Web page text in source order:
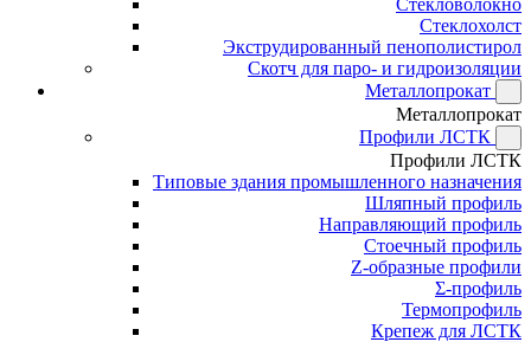
Стекловолокно
Стеклохолст
Экструдированный пенополистирол
Скотч для паро- и гидроизоляции
Металлопрокат
Металлопрокат
Профили ЛСТК
Профили ЛСТК
Типовые здания промышленного назначения
Шляпный профиль
Направляющий профиль
Стоечный профиль
Z-образные профили
Σ-профиль
Термопрофиль
Крепеж для ЛСТК